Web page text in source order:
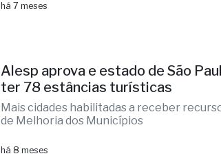
há 7 meses
Alesp aprova e estado de São
ter 78 estâncias turísticas
Mais cidades habilitadas a receber
de Melhoria dos Municípios
há 8 meses